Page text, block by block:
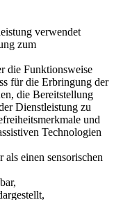
verwendet
zum
die Funktionsweise
für die Erbringung der
die Bereitstellung
Dienstleistung zu
und
Technologien
einen sensorischen